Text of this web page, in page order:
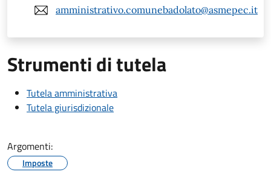
amministrativo.comunebadolato@asmepec.it
Strumenti di tutela
Tutela amministrativa
Tutela giurisdizionale
Argomenti:
Imposte